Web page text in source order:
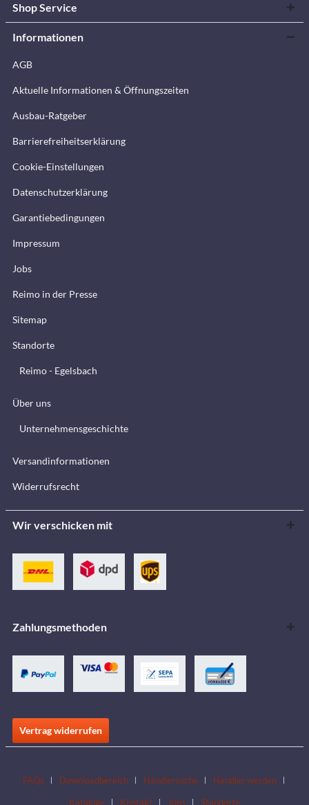
Shop Service
Informationen
AGB
Aktuelle Informationen & Öffnungszeiten
Ausbau-Ratgeber
Barrierefreiheitserklärung
Cookie-Einstellungen
Datenschutzerklärung
Garantiebedingungen
Impressum
Jobs
Reimo in der Presse
Sitemap
Standorte
Reimo - Egelsbach
Über uns
Unternehmensgeschichte
Versandinformationen
Widerrufsrecht
Wir verschicken mit
Zahlungsmethoden
Vertrag widerrufen
FAQs Downloadbereich Händlersuche
Händler werden
Kataloge
Kontakt Jobs Standorte